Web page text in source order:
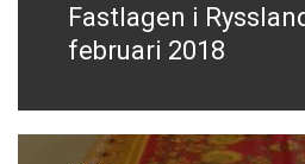
Föregående
inlägg:
Fastlagen i
februari 2018